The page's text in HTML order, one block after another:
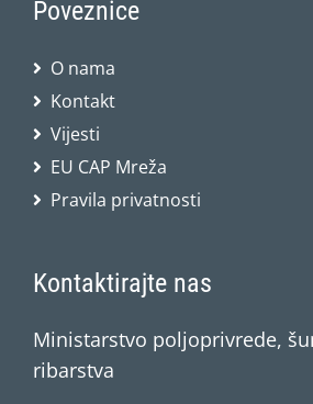
Poveznice
O nama
Kontakt
Vijesti
EU CAP Mreža
Pravila privatnosti
Kontaktirajte nas
Ministarstvo poljoprivrede,
ribarstva